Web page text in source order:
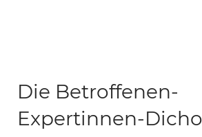
Die Betroffenen-
Expertinnen-